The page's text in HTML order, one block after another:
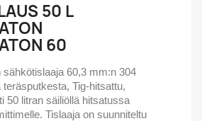
50 L
60
60,3 mm:n 304
Tig-hitsattu,
50 litran säiliöllä hitsatussa
Tislaaja on suunniteltu